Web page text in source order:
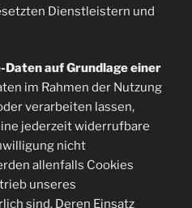
Dienstleistern und
auf Grundlage einer
im Rahmen der Nutzung
verarbeiten lassen,
jederzeit widerrufbare
nicht
allenfalls Cookies
unseres
sind. Deren Einsatz